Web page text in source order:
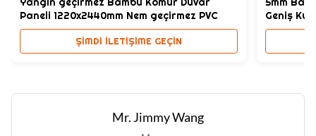
Paneli 1220x2440mm Nem geçirmez PVC
ŞIMDI ILETIŞIME GEÇIN
Geniş
Mr. Jimmy Wang